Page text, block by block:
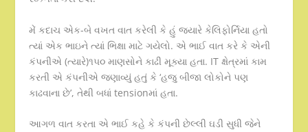
મેં કદાચ એક-બે વખત વાત કરેલી કે હું જયારે કેલિફોર્નિયા હતો
ત્યાં એક ભાઇને ત્યાં ભિક્ષા માટે ગયેલો. એ ભાઈ વાત કરે કે એની
કંપનીએ (ત્યારે)૧૫૦ માણસોને કાઢી મૂક્યા હતા. IT ક્ષેત્રમાં કામ
કરતી એ કંપનીએ જણાવ્યું હતું કે ‘હજુ બીજા લોકોને પણ
કાઢવાના છે’, તેથી બધાં tensionમાં હતા.
આગળ વાત કરતા એ ભાઈ કહે કે કંપની છેલ્લી ઘડી સુધી જેને